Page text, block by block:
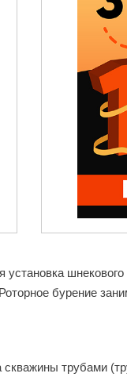
установка
бурение
трубами